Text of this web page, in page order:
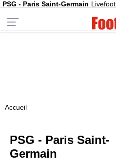
PSG - Paris Saint-Germain Livefoot
Accueil
PSG - Paris Saint-
Germain